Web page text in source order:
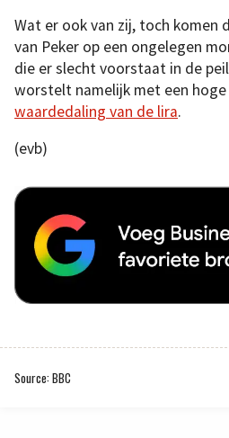
Wat er ook van zij, toch komen
van Peker op een ongelegen
die er slecht voorstaat in de
worstelt namelijk met een
waardedaling van de lira.
(evb)
Source: BBC